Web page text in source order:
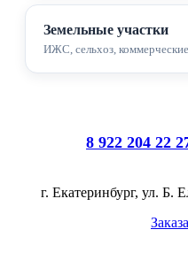
Земельные участки
ИЖС, сельхоз, коммерческие
8 922 204 22
г. Екатеринбург, ул. Б.